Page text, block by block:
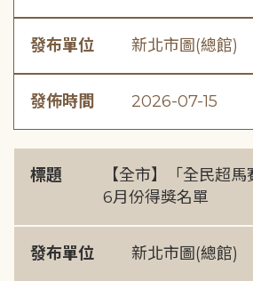
發布單位 新北市圖(總館)
發佈時間 2026-07-15
標題
【全市】「全民超馬
6月份得獎名單
發布單位 新北市圖(總館)